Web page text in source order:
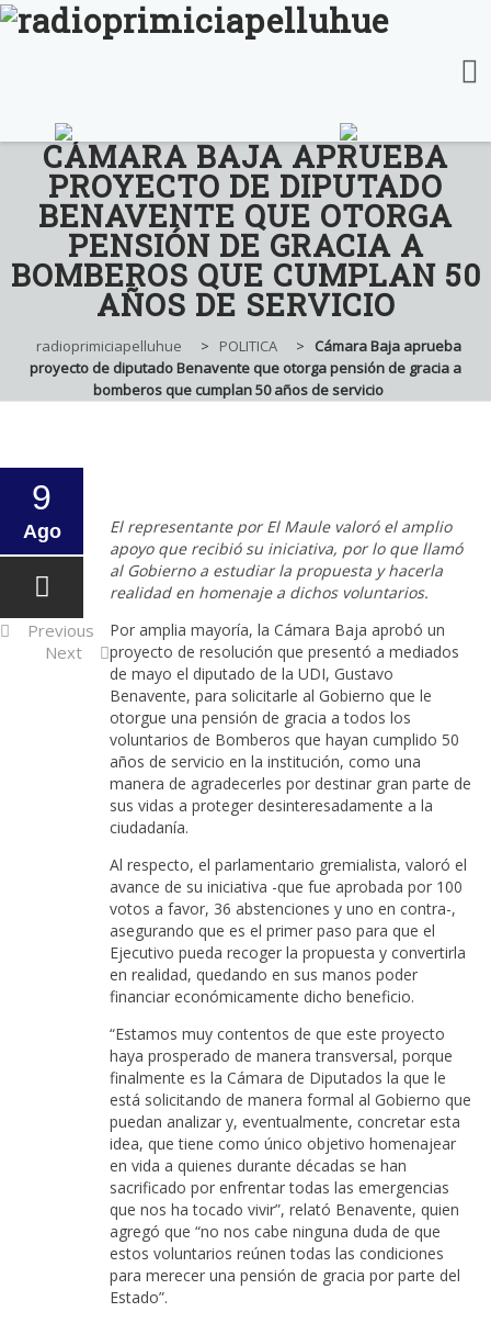
content
CÁMARA BAJA APRUEBA
PROYECTO DE DIPUTADO
BENAVENTE QUE OTORGA
PENSIÓN DE GRACIA A
BOMBEROS QUE CUMPLAN 50
AÑOS DE SERVICIO
radioprimiciapelluhue > POLITICA >
Cámara Baja aprueba
proyecto de diputado Benavente que otorga pensión de gracia a
bomberos que cumplan 50 años de servicio
9
Ago
El representante por El Maule valoró el amplio
apoyo que recibió su iniciativa, por lo que llamó
al Gobierno a estudiar la propuesta y hacerla
realidad en homenaje a dichos voluntarios.
Por amplia mayoría, la Cámara Baja aprobó un
proyecto de resolución que presentó a mediados
de mayo el diputado de la UDI, Gustavo
Benavente, para solicitarle al Gobierno que le
otorgue una pensión de gracia a todos los
voluntarios de Bomberos que hayan cumplido 50
años de servicio en la institución, como una
manera de agradecerles por destinar gran parte de
sus vidas a proteger desinteresadamente a la
ciudadanía.
Al respecto, el parlamentario gremialista, valoró el
avance de su iniciativa -que fue aprobada por 100
votos a favor, 36 abstenciones y uno en contra-,
asegurando que es el primer paso para que el
Ejecutivo pueda recoger la propuesta y convertirla
en realidad, quedando en sus manos poder
financiar económicamente dicho beneficio.
“Estamos muy contentos de que este proyecto
haya prosperado de manera transversal, porque
finalmente es la Cámara de Diputados la que le
está solicitando de manera formal al Gobierno que
puedan analizar y, eventualmente, concretar esta
idea, que tiene como único objetivo homenajear
en vida a quienes durante décadas se han
sacrificado por enfrentar todas las emergencias
que nos ha tocado vivir”, relató Benavente, quien
agregó que “no nos cabe ninguna duda de que
estos voluntarios reúnen todas las condiciones
para merecer una pensión de gracia por parte del
Estado”.
Post
navigation
Previous
Next